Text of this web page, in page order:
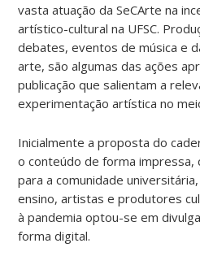
vasta atuação da SeCArte na
artístico-cultural na UFSC.
debates, eventos de música e
arte, são algumas das ações
publicação que salientam a
experimentação artística no
Inicialmente a proposta do
o conteúdo de forma impressa,
para a comunidade
ensino, artistas e produtores
à pandemia optou-se em
forma digital.